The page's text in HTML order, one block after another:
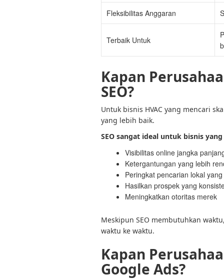
Fleksibilitas Anggaran
Terbaik Untuk
Kapan
SEO?
Untuk bisnis HVAC yang mencari
yang lebih baik.
SEO sangat ideal untuk bisnis
Visibilitas online jangka
Ketergantungan yang lebih
Peringkat pencarian lokal
Hasilkan prospek yang
Meningkatkan otoritas merek
Meskipun SEO membutuhkan
waktu ke waktu.
Kapan
Google Ads?